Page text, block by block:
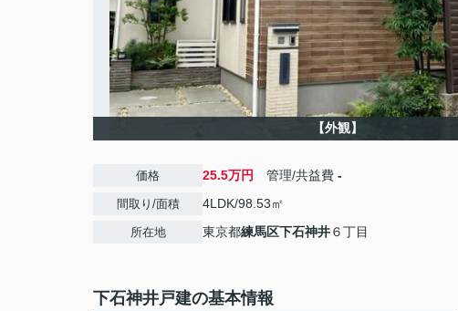
【外観】
価格 25.5万円 管理/共益費 -
間取り/面積 4LDK/98.53㎡
所在地 東京都練馬区下石神井６丁目
下石神井戸建の基本情報